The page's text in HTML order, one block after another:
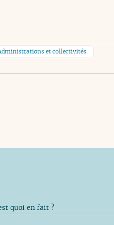
et collectivités
quoi en fait ?